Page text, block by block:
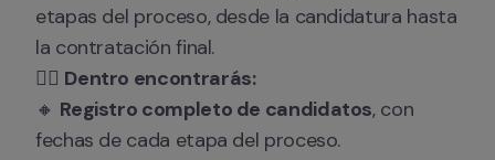
etapas del proceso, desde la candidatura hasta
la contratación final.
👉🏻 Dentro encontrarás:
🔸 Registro completo de candidatos, con
fechas de cada etapa del proceso.